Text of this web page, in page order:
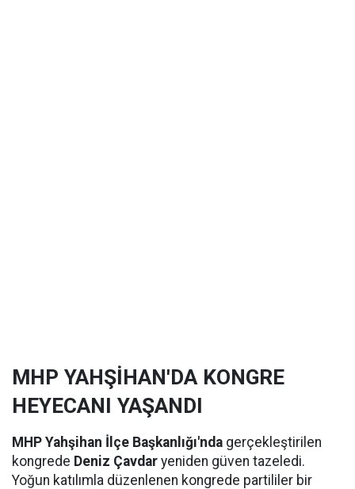
MHP YAHŞİHAN'DA KONGRE
HEYECANI YAŞANDI
MHP Yahşihan İlçe Başkanlığı'nda gerçekleştirilen
kongrede Deniz Çavdar yeniden güven tazeledi.
Yoğun katılımla düzenlenen kongrede partililer bir